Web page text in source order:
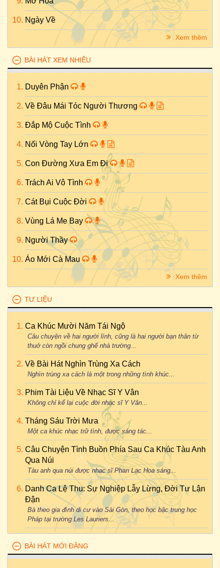
Ngày Về
Xem thêm
BÀI HÁT XEM NHIỀU
Duyên Phận
Về Đâu Mái Tóc Người Thương
Đắp Mộ Cuộc Tình
Nối Vòng Tay Lớn
Con Đường Xưa Em Đi
Trách Ai Vô Tình
Cát Bụi Cuộc Đời
Vùng Lá Me Bay
Người Thầy
Áo Mới Cà Mau
Xem thêm
TƯ LIỆU
Ca Khúc Mười Năm Tái Ngộ
Câu chuyện về hai người lính, cũng là hai người bạn thân từ
thuở còn ngồi chung ghế nhà trường...
Về Bài Hát Nghìn Trùng Xa Cách
Nghìn trùng xa cách là một trong những tình khúc...
Phim Tài Liệu Về Nhạc Sĩ Y Vân
Không chỉ kể lại cuộc đời nhạc sĩ Y Vân...
Tháng Sáu Trời Mưa
Một ca khúc nhạc trữ tình, được sáng tác...
Câu Chuyện Tình Buồn Phía Sau Ca Khúc Tàu Anh
Qua Núi
Tàu anh qua núi được nhạc sĩ Phan Lạc Hoa sáng...
Danh Ca Lệ Thu: Sự Nghiệp Lẫy Lừng, Đời Tư Lận
Đận
Bà theo gia đình di cư vào Sài Gòn, theo học bậc trung học
Pháp tại trường Les Lauriers...
BÀI HÁT MỚI ĐĂNG